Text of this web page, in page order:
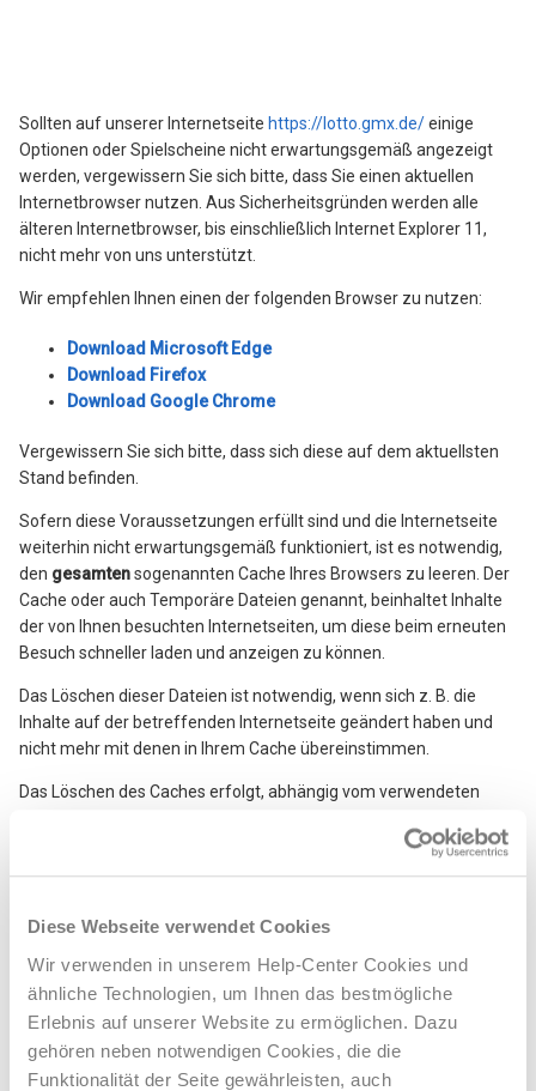
Diese Webseite verwendet Cookies
Wir verwenden in unserem Help-Center Cookies und
ähnliche Technologien, um Ihnen das bestmögliche
Erlebnis auf unserer Website zu ermöglichen. Dazu
gehören neben notwendigen Cookies, die die
Funktionalität der Seite gewährleisten, auch
Spielauftragsvermittler an?
Mein Geburtstagsgutschein lässt sich nicht einlösen.
Kann ich aus dem Ausland teilnehmen?
Warum wird mir ein Popup über meine Gewinne und Verluste
ausgelöst?
Warum muss ich meine Daten überprüfen?
Wie kann ich meinen Spielschein abgeben?
Was ist ein Quicktipp?
Weitere anzeigen
Sollten auf unserer Internetseite https://lotto.gmx.de/einige
Optionen oder Spielscheine nicht erwartungsgemäß angezeigt
werden, vergewissern Sie sich bitte, dass Sie einen aktuellen
Internetbrowser nutzen. Aus Sicherheitsgründen werden alle
älteren Internetbrowser, bis einschließlich Internet Explorer 11,
nicht mehr von uns unterstützt.
Wir empfehlen Ihnen einen der folgenden Browser zu nutzen:
Download Microsoft Edge
Download Firefox
Download Google Chrome
Vergewissern Sie sich bitte, dass sich diese auf dem aktuellsten
Stand befinden.
Sofern diese Voraussetzungen erfüllt sind und die Internetseite
weiterhin nicht erwartungsgemäß funktioniert, ist es notwendig,
den gesamtensogenannten Cache Ihres Browsers zu leeren. Der
Cache oder auch Temporäre Dateien genannt, beinhaltet Inhalte
der von Ihnen besuchten Internetseiten, um diese beim erneuten
Besuch schneller laden und anzeigen zu können.
Das Löschen dieser Dateien ist notwendig, wenn sich z. B. die
Inhalte auf der betreffenden Internetseite geändert haben und
nicht mehr mit denen in Ihrem Cache übereinstimmen.
Das Löschen des Caches erfolgt, abhängig vom verwendeten
Wir führen nachfolgend die Schritte zum Löschen des Caches für
Microsoft Edge
Klicken Sie oben rechts auf die 3 Punkte. Anschließend zeigen Sie
mit der Maus auf den Menüpunkt "Verlauf ". Klicken Sie nun links
auf den Menüpunkt "Browserdaten löschen". Wählen Sie nun
unter "Zeitbereich" "Gesamte Zeit" aus. Vergewissern Sie sich,
dass sich links neben den Punkten